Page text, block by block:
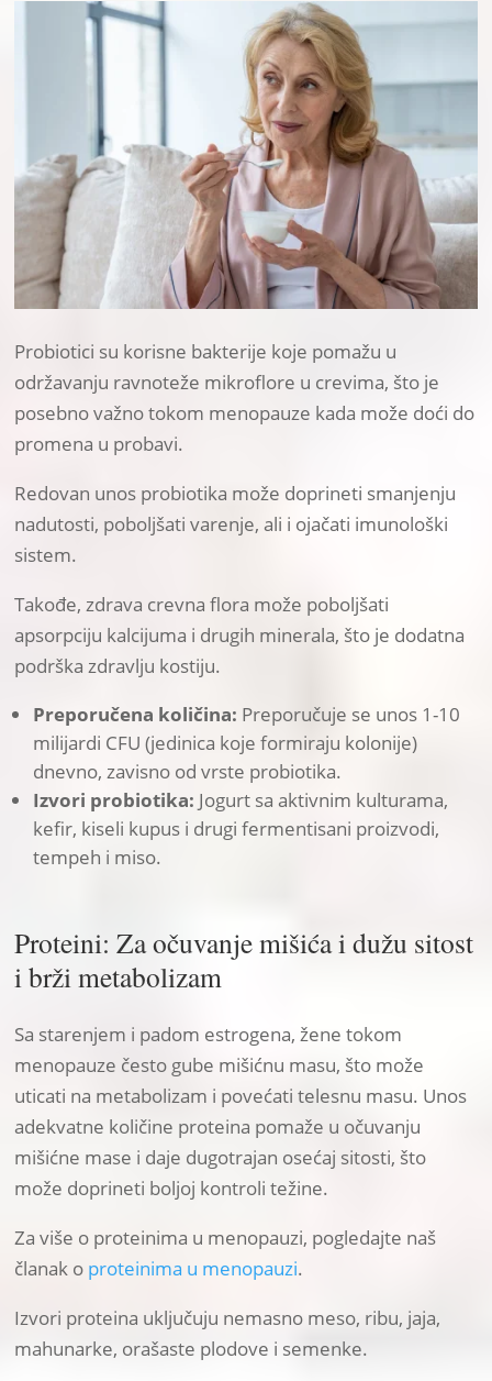
Probiotici su korisne bakterije koje pomažu u
održavanju ravnoteže mikroflore u crevima, što je
posebno važno tokom menopauze kada može doći do
promena u probavi.
Redovan unos probiotika može doprineti smanjenju
nadutosti, poboljšati varenje, ali i ojačati imunološki
sistem.
Takođe, zdrava crevna flora može poboljšati
apsorpciju kalcijuma i drugih minerala, što je dodatna
podrška zdravlju kostiju.
Preporučena količina: Preporučuje se unos 1-10
milijardi CFU (jedinica koje formiraju kolonije)
dnevno, zavisno od vrste probiotika.
Izvori probiotika: Jogurt sa aktivnim kulturama,
kefir, kiseli kupus i drugi fermentisani proizvodi,
tempeh i miso.
Proteini: Za očuvanje mišića i dužu sitost
i brži metabolizam
Sa starenjem i padom estrogena, žene tokom
menopauze često gube mišićnu masu, što može
uticati na metabolizam i povećati telesnu masu. Unos
adekvatne količine proteina pomaže u očuvanju
mišićne mase i daje dugotrajan osećaj sitosti, što
može doprineti boljoj kontroli težine.
Za više o proteinima u menopauzi, pogledajte naš
članak o proteinima u menopauzi.
Izvori proteina uključuju nemasno meso, ribu, jaja,
mahunarke, orašaste plodove i semenke.